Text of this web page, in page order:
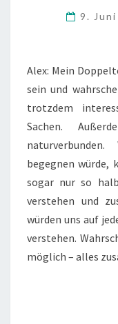
9. Juni
Alex: Mein
sein und
trotzdem
Sachen.
begegnen würde,
sogar nur so
verstehen und
würden uns auf
verstehen.
möglich – alles